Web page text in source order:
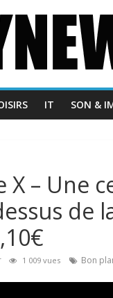
IT SON &
– Une
de
1 009 vues Bon